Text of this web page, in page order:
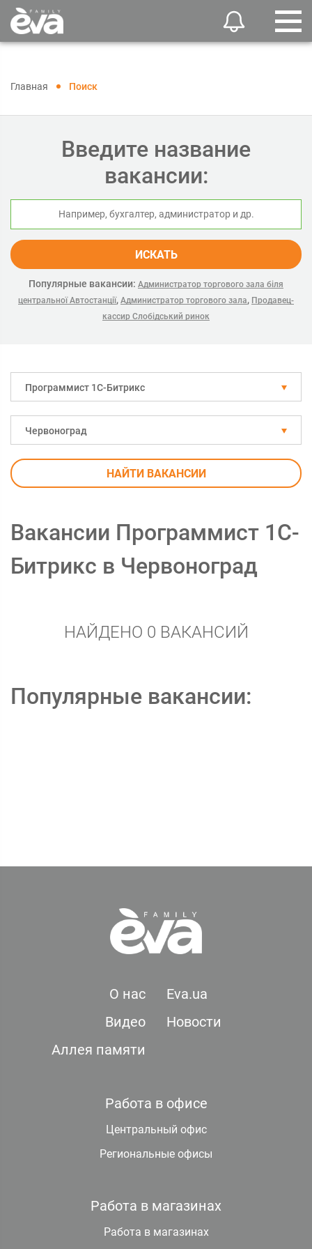
Главная Поиск
Введите название
вакансии:
ИСКАТЬ
Популярные вакансии: Администратор торгового зала біля
центральної Автостанції, Администратор торгового зала, Продавец-
кассир Слобідський ринок
Программист 1С-Битрикс
Червоноград
НАЙТИ ВАКАНСИИ
Вакансии Программист 1С-
Битрикс в Червоноград
НАЙДЕНО 0 ВАКАНСИЙ
Популярные вакансии:
О нас
Eva.ua
Видео
Новости
Аллея памяти
Работа в офисе
Центральный офис
Региональные офисы
Работа в магазинах
Работа в магазинах